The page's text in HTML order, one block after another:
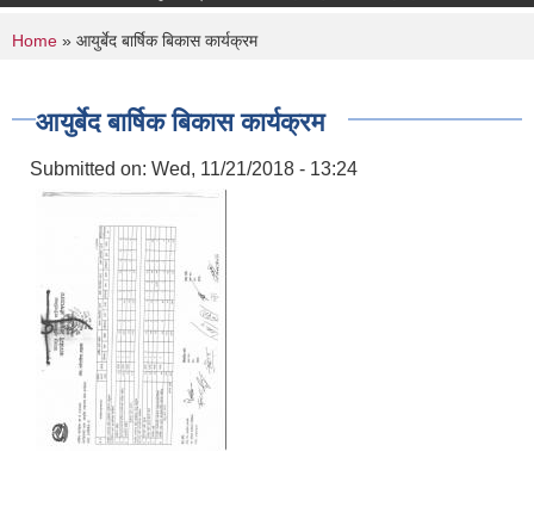
You are here
Home » आयुर्बेद बार्षिक बिकास कार्यक्रम
आयुर्बेद बार्षिक बिकास कार्यक्रम
Submitted on: Wed, 11/21/2018 - 13:24